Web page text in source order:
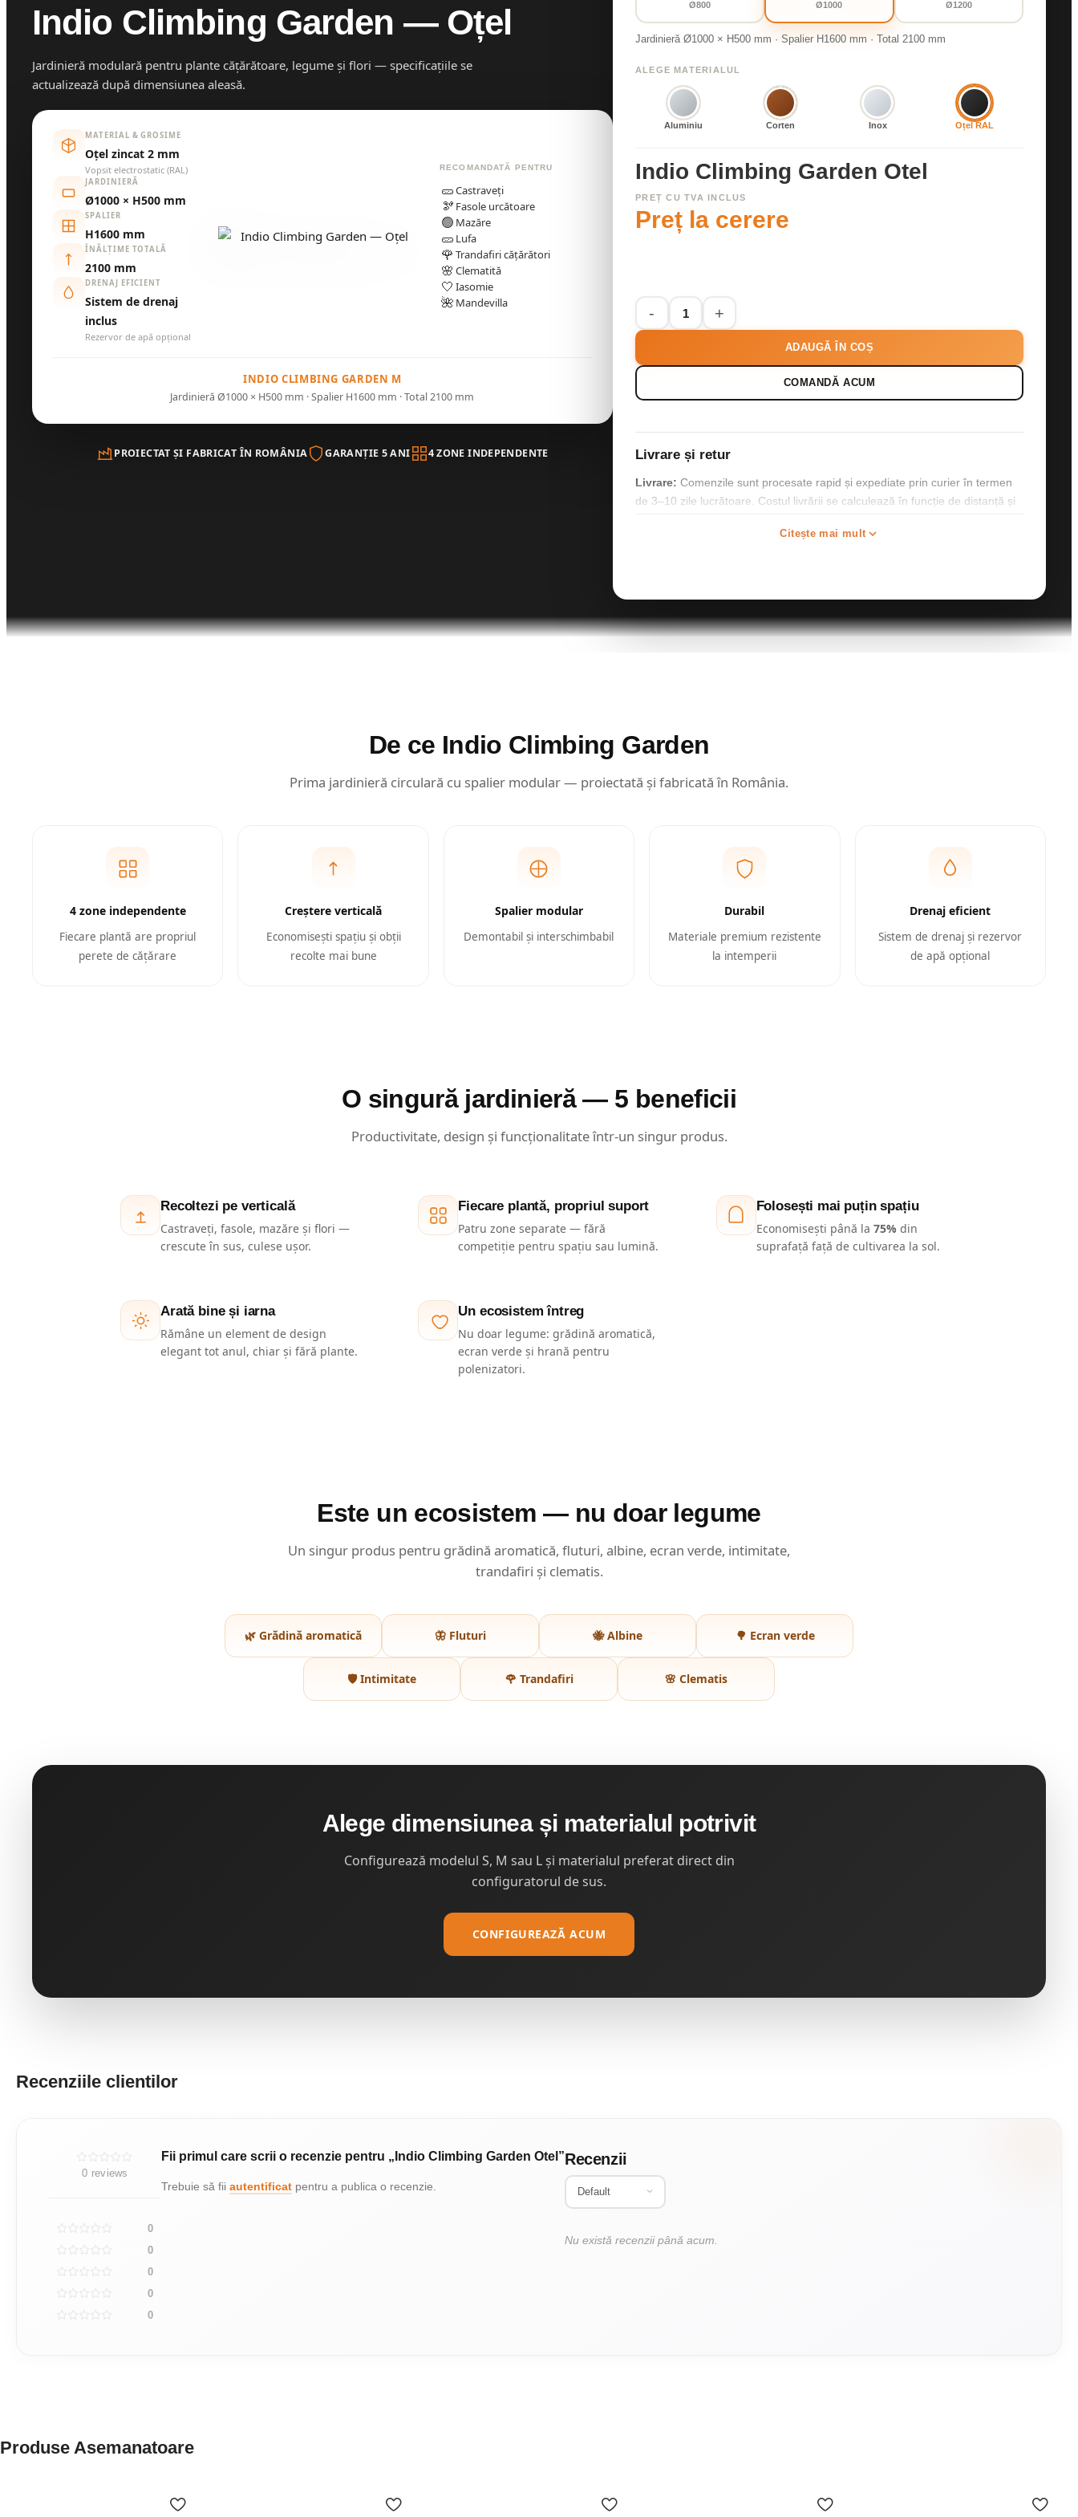
Indio Climbing Garden — Oțel
Jardinieră modulară pentru plante cățărătoare, legume și flori — specificațiile se
actualizează după dimensiunea aleasă.
MATERIAL & GROSIME
Oțel zincat 2 mm
Vopsit electrostatic (RAL)
JARDINIERĂ
Ø1000 × H500 mm
SPALIER
H1600 mm
ÎNĂLȚIME TOTALĂ
2100 mm
DRENAJ EFICIENT
Sistem de drenaj
inclus
Rezervor de apă opțional
RECOMANDATĂ PENTRU
🥒Castraveți
🫘 Fasole urcătoare
🟢 Mazăre
🥒 Lufa
🌹 Trandafiri cățărători
🌸 Clematită
🤍 Iasomie
🌺 Mandevilla
INDIO CLIMBING GARDEN M
Jardinieră Ø1000 × H500 mm · Spalier H1600 mm · Total 2100 mm
PROIECTAT ȘI FABRICAT ÎN ROMÂNIA GARANȚIE 5 ANI 4 ZONE INDEPENDENTE
Ø800 Ø1000 Ø1200
Jardinieră Ø1000 × H500 mm · Spalier H1600 mm · Total 2100 mm
ALEGE MATERIALUL
Aluminiu Corten Inox Oțel RAL
Indio Climbing Garden Otel
PREȚ CU TVA INCLUS
Preț la cerere
ADAUGĂ ÎN COȘ
COMANDĂ ACUM
Livrare și retur
Livrare: Comenzile sunt procesate rapid și expediate prin curier în termen
de 3–10 zile lucrătoare. Costul livrării se calculează în funcție de distanță și
Citește mai mult
De ce Indio Climbing Garden
Prima jardinieră circulară cu spalier modular — proiectată și fabricată în România.
4 zone independente
Fiecare plantă are propriul
perete de cățărare
Creștere verticală
Economisești spațiu și obții
recolte mai bune
Spalier modular
Demontabil și interschimbabil
Durabil
Materiale premium rezistente
la intemperii
Drenaj eficient
Sistem de drenaj și rezervor
de apă opțional
O singură jardinieră — 5 beneficii
Productivitate, design și funcționalitate într-un singur produs.
Recoltezi pe verticală
Castraveți, fasole, mazăre și flori —
crescute în sus, culese ușor.
Fiecare plantă, propriul suport
Patru zone separate — fără
competiție pentru spațiu sau lumină.
Folosești mai puțin spațiu
Economisești până la 75%din
suprafață față de cultivarea la sol.
Arată bine și iarna
Rămâne un element de design
elegant tot anul, chiar și fără plante.
Un ecosistem întreg
Nu doar legume: grădină aromatică,
ecran verde și hrană pentru
polenizatori.
Este un ecosistem — nu doar legume
Un singur produs pentru grădină aromatică, fluturi, albine, ecran verde, intimitate,
trandafiri și clematis.
🌿 Grădină aromatică 🦋 Fluturi 🐝 Albine 🌳 Ecran verde
🛡️ Intimitate 🌹 Trandafiri 🌸 Clematis
Alege dimensiunea și materialul potrivit
Configurează modelul S, M sau L și materialul preferat direct din
configuratorul de sus.
CONFIGUREAZĂ ACUM
Recenziile clientilor
0 reviews
0
0
0
0
0
Recenzii
Nu există recenzii până acum.
Fii primul care scrii o recenzie pentru „Indio Climbing Garden Otel”
Trebuie să fii autentificat pentru a publica o recenzie.
Produse Asemanatoare